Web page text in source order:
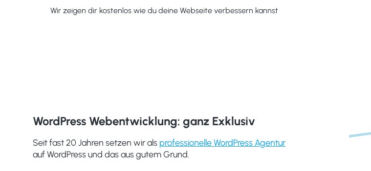
Wir zeigen dir kostenlos wie du deine Webseite verbessern kannst
WordPress Webentwicklung: ganz Exklusiv
Seit fast 20 Jahren setzen wir als professionelle WordPress Agentur
auf WordPress und das aus gutem Grund.